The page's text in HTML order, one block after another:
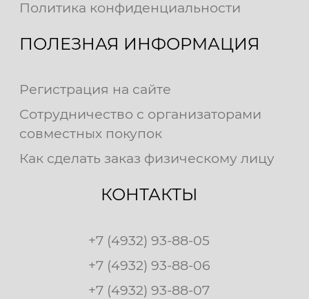
Политика конфиденциальности
ПОЛЕЗНАЯ ИНФОРМАЦИЯ
Регистрация на сайте
Сотрудничество с организаторами
совместных покупок
Как сделать заказ физическому лицу
КОНТАКТЫ
+7 (4932) 93-88-05
+7 (4932) 93-88-06
+7 (4932) 93-88-07